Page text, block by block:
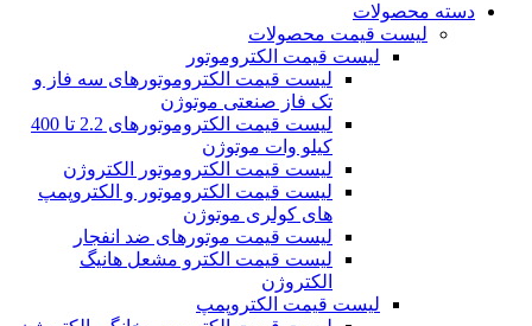
دسته محصولات
لیست قیمت محصولات
لیست قیمت الکتروموتور
لیست قیمت الکتروموتورهای سه فاز و
تک فاز صنعتی موتوژن
لیست قیمت الکتروموتورهای 2.2 تا 400
کیلو وات موتوژن
لیست قیمت الکتروموتور الکتروژن
لیست قیمت الکتروموتور و الکتروپمپ
های کولری موتوژن
لیست قیمت موتورهای ضد انفجار
لیست قیمت الکترو مشعل هانیگ
الکتروژن
لیست قیمت الکتروپمپ